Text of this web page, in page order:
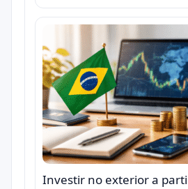
Investir no exterior a